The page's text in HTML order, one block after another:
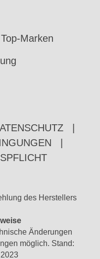
Marken
des Herstellers
Änderungen
möglich. Stand: